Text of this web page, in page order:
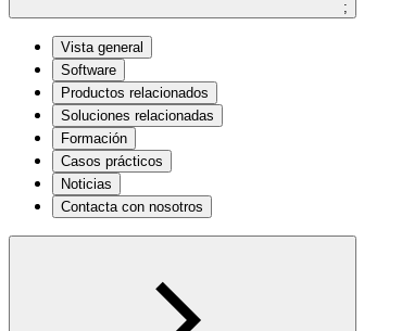
;
Vista general
Software
Productos relacionados
Soluciones relacionadas
Formación
Casos prácticos
Noticias
Contacta con nosotros